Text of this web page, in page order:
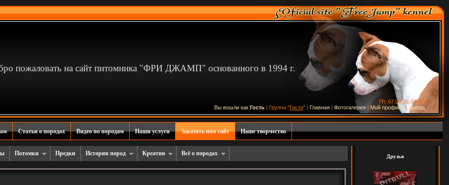
пожаловать на сайт питомника "ФРИ ДЖАМП" основанного в 1994 г.
Пт, 07.08.26, 08:26
Вы вошли как Гость | Группа "Гости" | Главная | Фотогалерея | Мой профиль| Выход
Статьи о породах Видео по породам Наши услуги Заказать нам сайт Наше творчество
Потомки Предки История пород Креатив Всё о породах Друзья